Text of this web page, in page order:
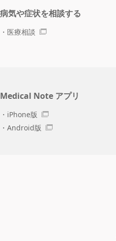
病気や症状を相談する
医療相談
Medical Note アプリ
iPhone版
Android版